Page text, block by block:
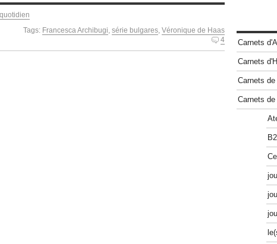
Tags: Francesca Archibugi, série bulgares, Véronique de Haas
4 Carnets
Carnets
Carnets
Carnets de